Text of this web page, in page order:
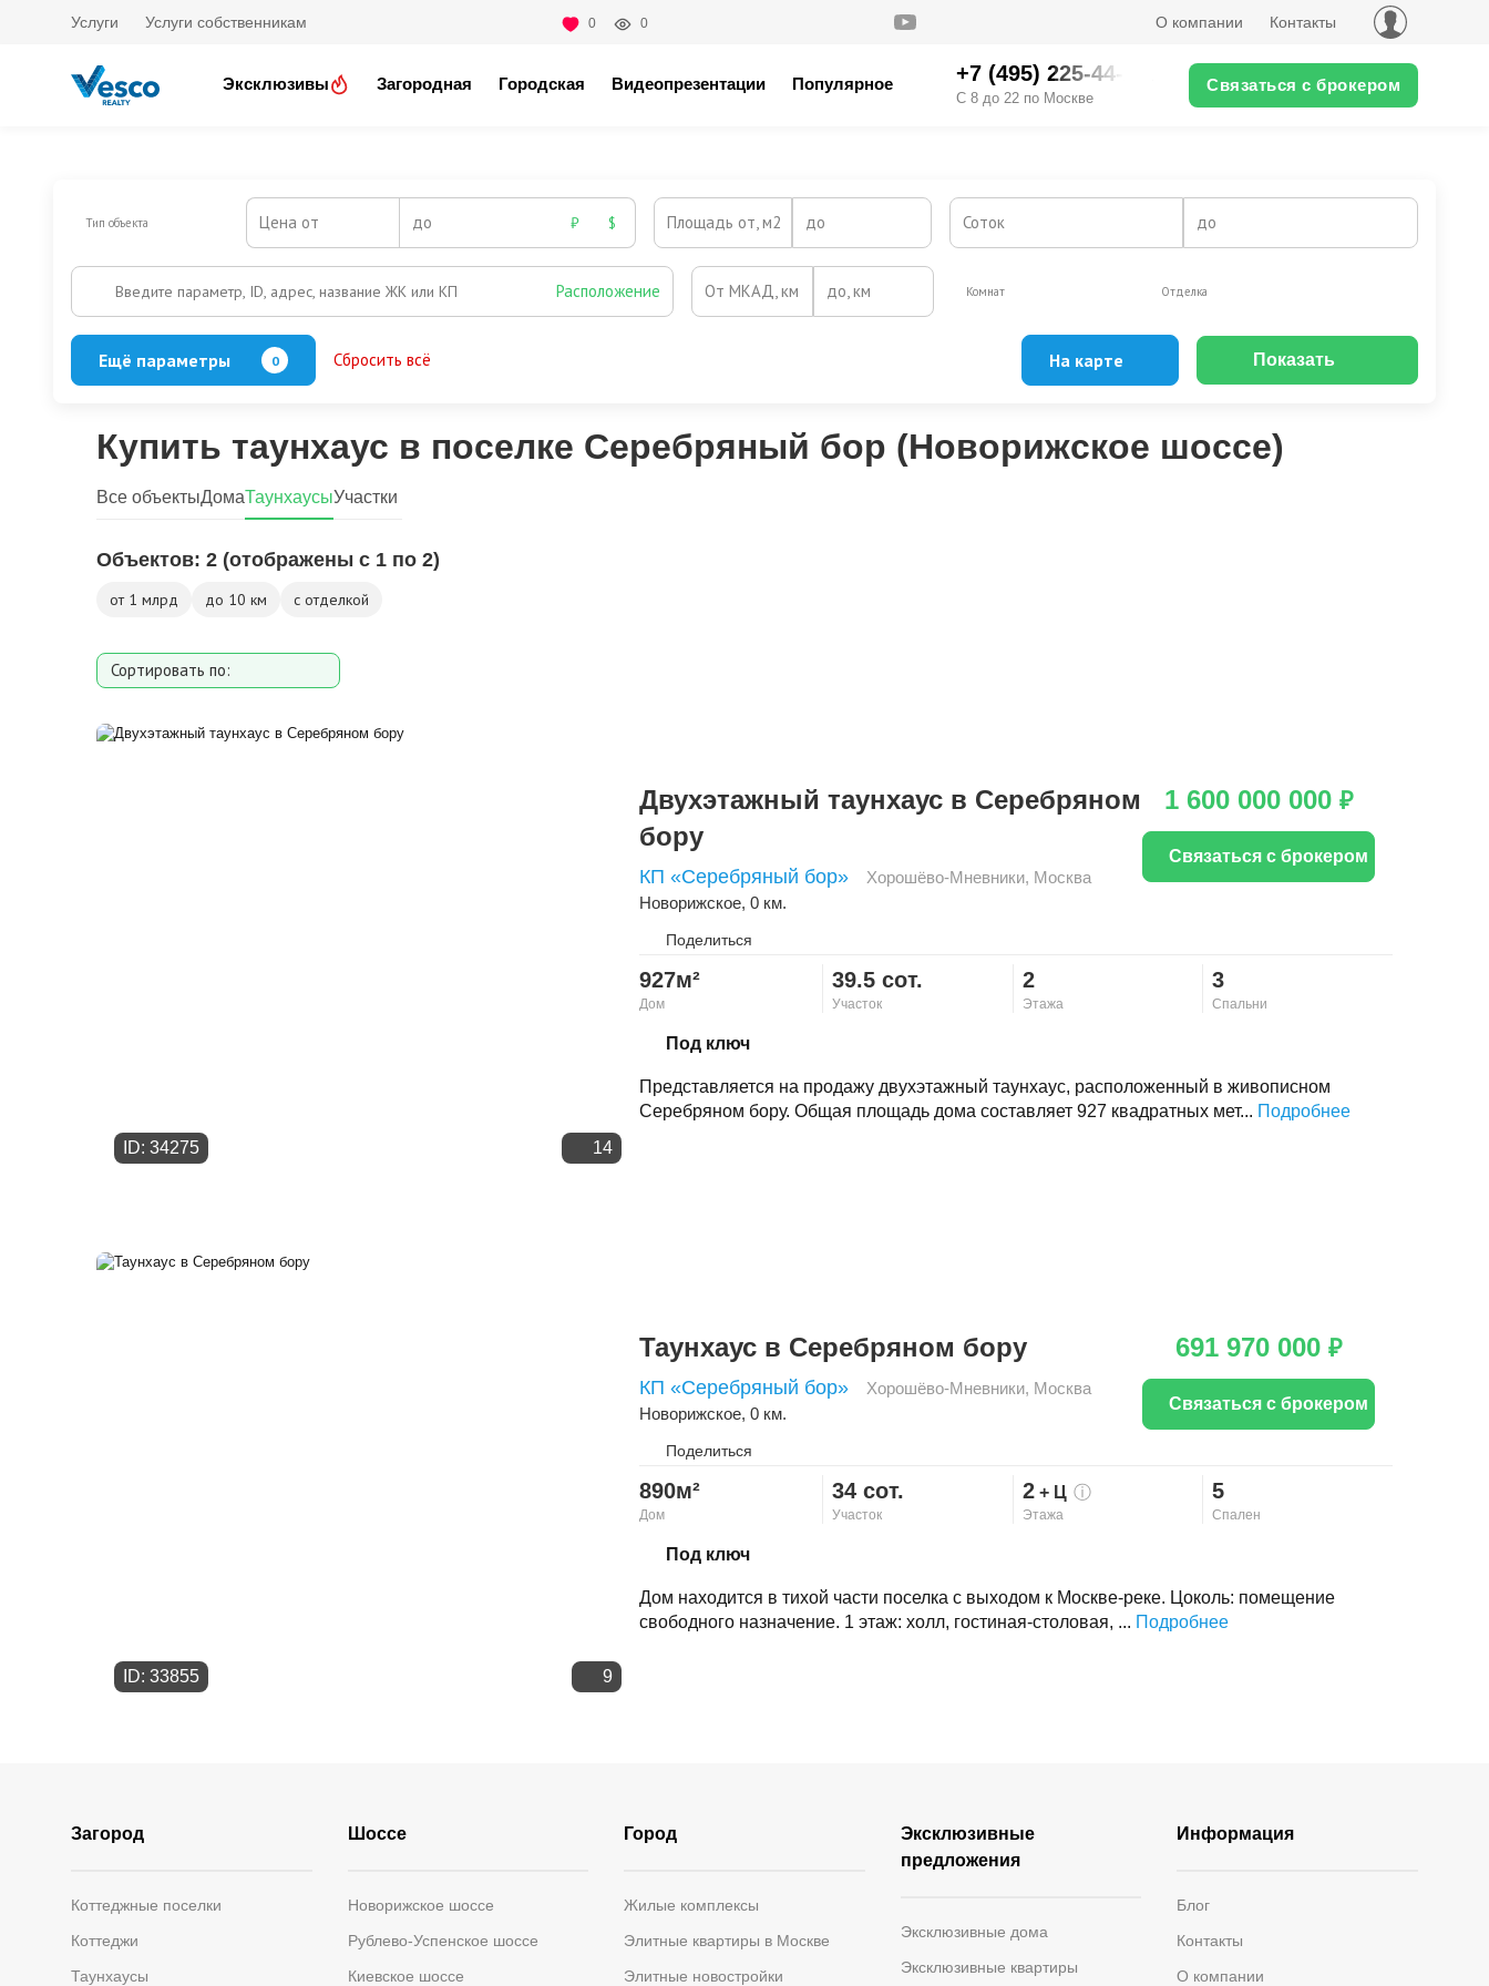
Услуги Услуги собственникам 0 0 О компании Контакты
Эксклюзивы Загородная Городская Видеопрезентации Популярное +7 (495) 225-44-XX
С 8 до 22 по Москве
Связаться с брокером
Тип объекта Цена от до ₽ $ Площадь от, м2 до Соток до
Введите параметр, ID, адрес, название ЖК или КП Расположение От МКАД, км до, км Комнат Отделка
Ещё параметры 0 Сбросить всё На карте Показать
Купить таунхаус в поселке Серебряный бор (Новорижское шоссе)
Объектов: 2 (отображены с 1 по 2)
Все объектыДомаТаунхаусыУчастки
от 1 млрд до 10 км с отделкой
Сортировать по:
Площади участка
ID: 34275 14
Двухэтажный таунхаус в Серебряном
бору
КП «Серебряный бор» Хорошёво-Мневники, Москва
Новорижское, 0 км.
Поделиться
927м²
Дом
39.5 сот.
Участок
2
Этажа
3
Спальни
Под ключ
Представляется на продажу двухэтажный таунхаус, расположенный в живописном
Серебряном бору. Общая площадь дома составляет 927 квадратных мет... Подробнее
1 600 000 000 ₽
Связаться с брокером
ID: 33855 9
Таунхаус в Серебряном бору
КП «Серебряный бор» Хорошёво-Мневники, Москва
Новорижское, 0 км.
Поделиться
890м²
Дом
34 сот.
Участок
2+ Ц ⓘ
Этажа
5
Спален
Под ключ
Дом находится в тихой части поселка с выходом к Москве-реке. Цоколь: помещение
свободного назначение. 1 этаж: холл, гостиная-столовая, ... Подробнее
691 970 000 ₽
Связаться с брокером
Загород
Коттеджные поселки
Коттеджи
Таунхаусы
Шоссе
Новорижское шоссе
Рублево-Успенское шоссе
Киевское шоссе
Город
Жилые комплексы
Элитные квартиры в Москве
Элитные новостройки
Эксклюзивные
предложения
Эксклюзивные дома
Эксклюзивные квартиры
Информация
Блог
Контакты
О компании